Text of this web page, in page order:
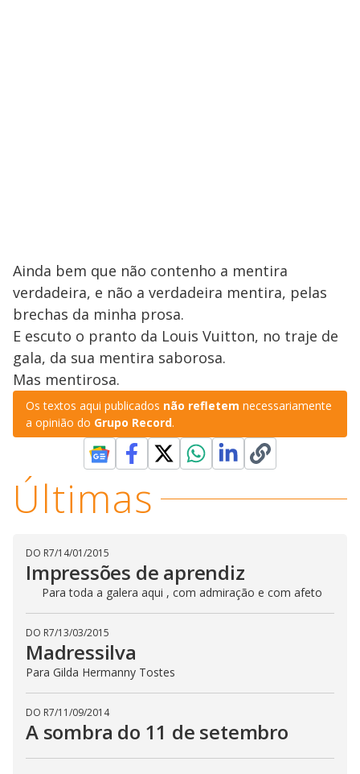
Ainda bem que não contenho a mentira
verdadeira, e não a verdadeira mentira, pelas
brechas da minha prosa.
E escuto o pranto da Louis Vuitton, no traje de
gala, da sua mentira saborosa.
Mas mentirosa.
Os textos aqui publicados não refletem necessariamente
a opinião do Grupo Record.
Últimas
DO R7/14/01/2015
Impressões de aprendiz
Para toda a galera aqui , com admiração e com afeto
DO R7/13/03/2015
Madressilva
Para Gilda Hermanny Tostes
DO R7/11/09/2014
A sombra do 11 de setembro